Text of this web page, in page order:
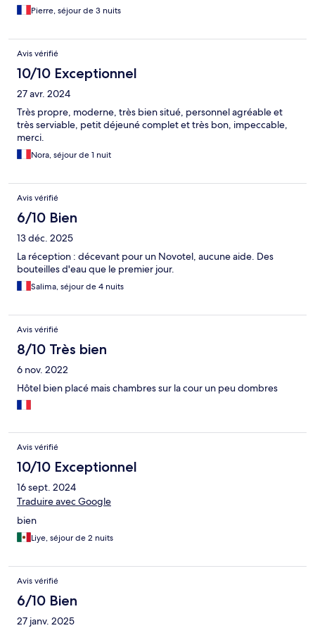
Pierre, séjour de 3 nuits
Avis vérifié
10/10 Exceptionnel
27 avr. 2024
Très propre, moderne, très bien situé, personnel agréable et
très serviable, petit déjeuné complet et très bon, impeccable,
merci.
Nora, séjour de 1 nuit
Avis vérifié
6/10 Bien
13 déc. 2025
La réception : décevant pour un Novotel, aucune aide. Des
bouteilles d'eau que le premier jour.
Salima, séjour de 4 nuits
Avis vérifié
8/10 Très bien
6 nov. 2022
Hôtel bien placé mais chambres sur la cour un peu dombres
Avis vérifié
10/10 Exceptionnel
16 sept. 2024
Traduire avec Google
bien
Liye, séjour de 2 nuits
Avis vérifié
6/10 Bien
27 janv. 2025